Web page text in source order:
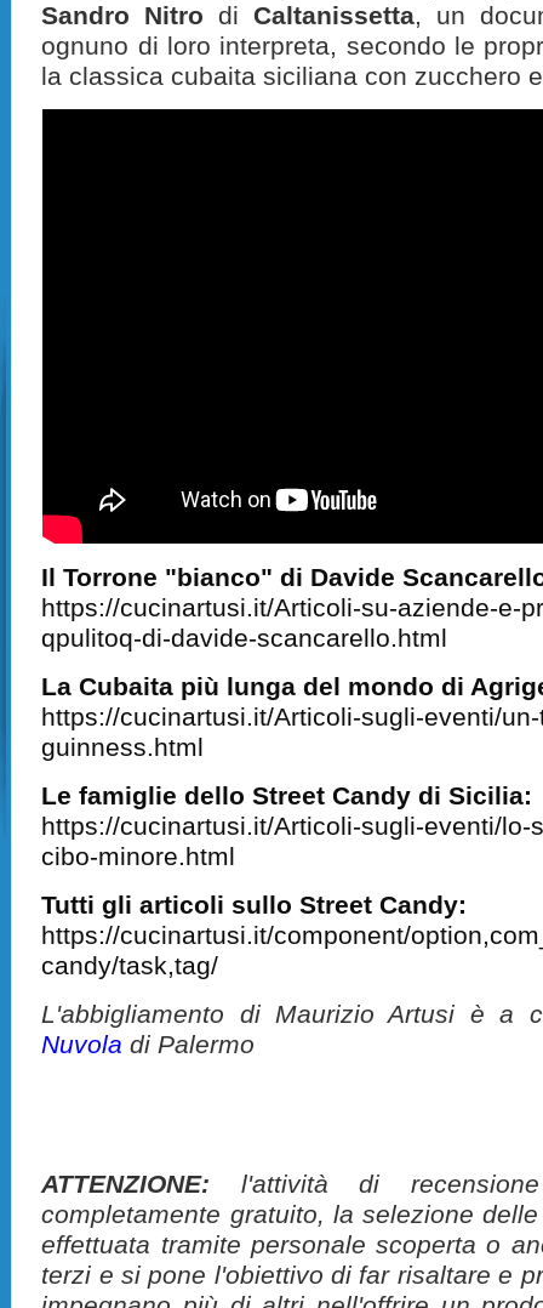
Sandro Nitro di Caltanissetta, un
ognuno di loro interpreta, secondo le
la classica cubaita siciliana con zucchero
Il Torrone "bianco" di Davide
https://cucinartusi.it/Articoli-su-aziende-e-
qpulitoq-di-davide-scancarello.html
La Cubaita più lunga del mondo di
https://cucinartusi.it/Articoli-sugli-eventi/
guinness.html
Le famiglie dello Street Candy di Sicilia:
https://cucinartusi.it/Articoli-sugli-eventi/lo-
cibo-minore.html
Tutti gli articoli sullo Street Candy:
https://cucinartusi.it/component/
candy/task,tag/
L'abbigliamento di Maurizio Artusi è a
Nuvola di Palermo
ATTENZIONE: l'attività di
completamente gratuito, la selezione
effettuata tramite personale scoperta o
terzi e si pone l'obiettivo di far risaltare e